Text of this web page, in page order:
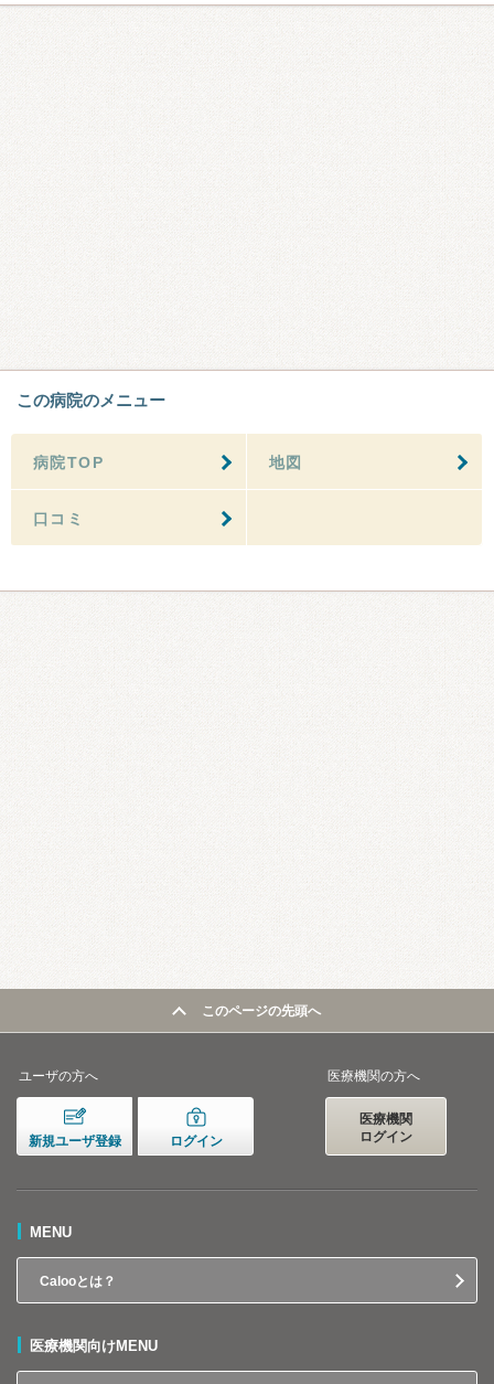
この病院のメニュー
病院TOP 地図
口コミ
このページの先頭へ
ユーザの方へ
新規ユーザ登録 ログイン
医療機関の方へ
医療機関
ログイン
MENU
Calooとは？
医療機関向けMENU